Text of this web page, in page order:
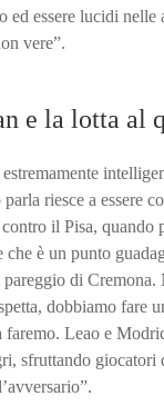
ed essere lucidi nelle
vere”.
e la lotta al
riesce a essere
il Pisa, quando
che è un punto
pareggio di
dobbiamo fare
faremo. Leao e
sfruttando giocatori